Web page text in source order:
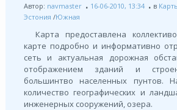
Автор: navmaster 16-06-2010, 13:34 в
Эстония /Южная
Карта предоставлена
карте подробно и информативно
сеть и актуальная дорожная
отображением зданий и
большинтво населенных пунтов.
количество географических и
инженерных сооружений, озера.